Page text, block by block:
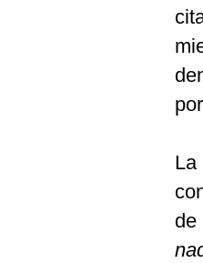
por
La
de